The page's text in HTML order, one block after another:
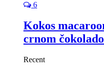
6
Kokos
crnom
Recent